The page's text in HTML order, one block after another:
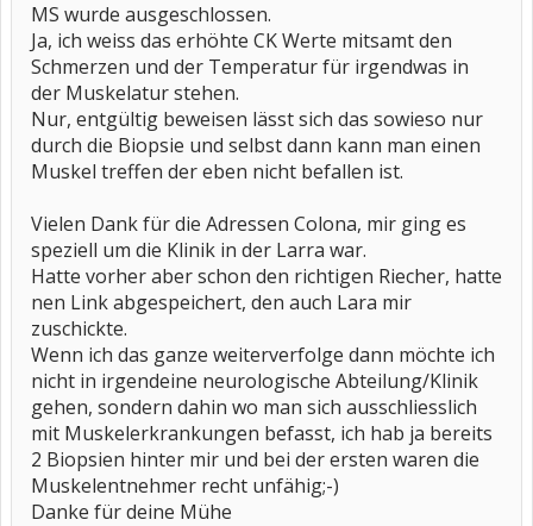
MS wurde ausgeschlossen.
Ja, ich weiss das erhöhte CK Werte mitsamt den
Schmerzen und der Temperatur für irgendwas in
der Muskelatur stehen.
Nur, entgültig beweisen lässt sich das sowieso nur
durch die Biopsie und selbst dann kann man einen
Muskel treffen der eben nicht befallen ist.
Vielen Dank für die Adressen Colona, mir ging es
speziell um die Klinik in der Larra war.
Hatte vorher aber schon den richtigen Riecher, hatte
nen Link abgespeichert, den auch Lara mir
zuschickte.
Wenn ich das ganze weiterverfolge dann möchte ich
nicht in irgendeine neurologische Abteilung/Klinik
gehen, sondern dahin wo man sich ausschliesslich
mit Muskelerkrankungen befasst, ich hab ja bereits
2 Biopsien hinter mir und bei der ersten waren die
Muskelentnehmer recht unfähig;-)
Danke für deine Mühe